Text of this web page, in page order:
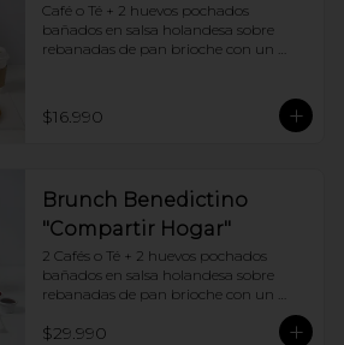
Café o Té + 2 huevos pochados
bañados en salsa holandesa sobre
rebanadas de pan brioche con un
$16.990
Brunch Benedictino
"Compartir Hogar"
2 Cafés o Té + 2 huevos pochados
bañados en salsa holandesa sobre
rebanadas de pan brioche con un
ingrediente de tu elección + Tostadas
francesas + Croissant de tu elección
$29.990